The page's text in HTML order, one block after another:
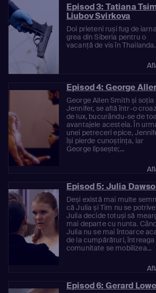
Episod 3: Tatiana
Liubov Svirkova
Doi prieteni ruși fug de iarna
grea din Siberia pentru o
vacanță de vis în Thailanda.
Episod 4: George
George Allen Smith și soția
Jennifer, se află într-o
de lux, bucurându-se de
avantajele acesteia. În
unei petreceri epice,
își pierde cunoștința, iar
George lipsește;...
Episod 5: Julia
Deși există mai multe
că Julia și Tim nu se
Julia decide totuși să
mai departe cu nunta.
Julia nu se mai întoarce
de la cumpărături, întreaga
comunitate se mobilizea...
Episod 6: Gerard Lowe